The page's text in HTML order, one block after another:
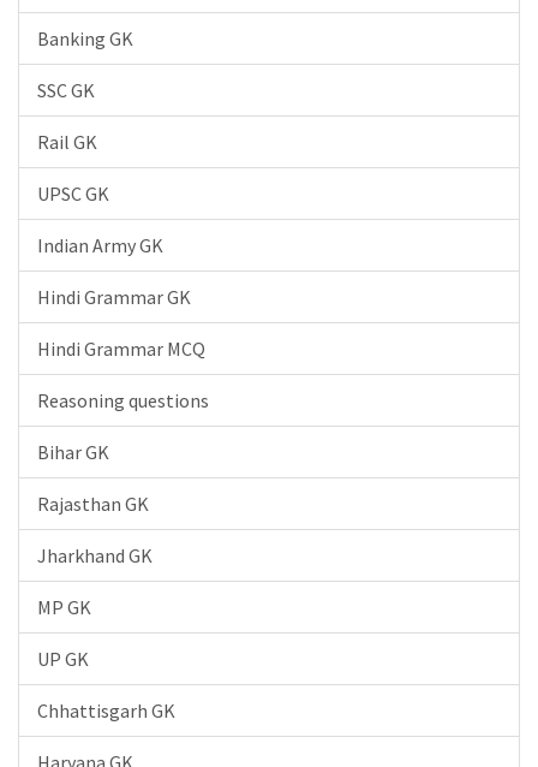
Banking GK
SSC GK
Rail GK
UPSC GK
Indian Army GK
Hindi Grammar GK
Hindi Grammar MCQ
Reasoning questions
Bihar GK
Rajasthan GK
Jharkhand GK
MP GK
UP GK
Chhattisgarh GK
Haryana GK